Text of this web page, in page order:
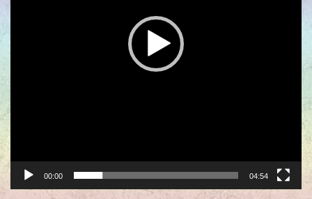
00:00 04:54